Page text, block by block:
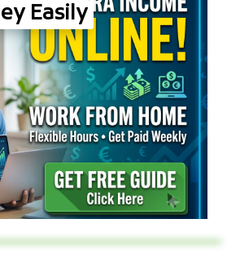
Easily